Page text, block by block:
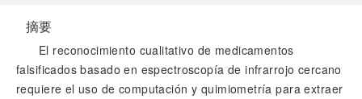
摘要
El reconocimiento cualitativo de medicamentos
falsificados basado en espectroscopía de infrarrojo cercano
requiere el uso de computación y quimiometría para extraer